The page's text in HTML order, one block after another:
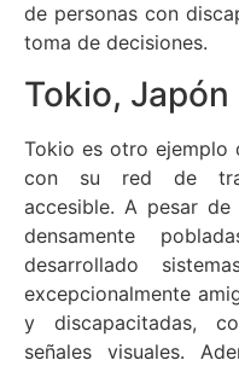
de personas con
toma de decisiones.
Tokio, Japón
Tokio es otro ejemplo
con su red de
accesible. A pesar
densamente
desarrollado
excepcionalmente
y discapacitadas,
señales visuales.